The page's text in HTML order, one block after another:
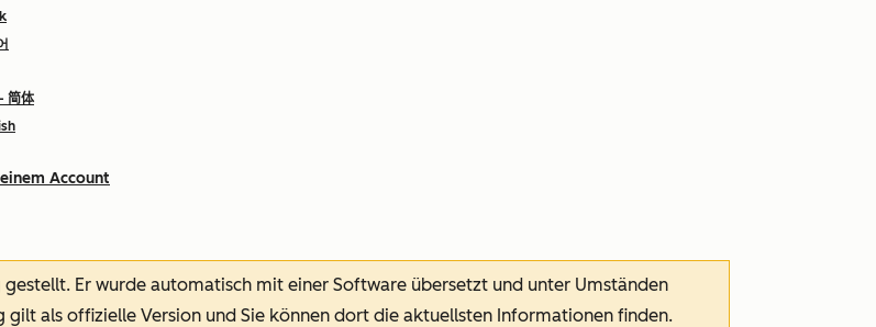
简体
Account
gestellt. Er wurde automatisch mit einer Software übersetzt und unter Umständen
gilt als offizielle Version und Sie können dort die aktuellsten Informationen finden.